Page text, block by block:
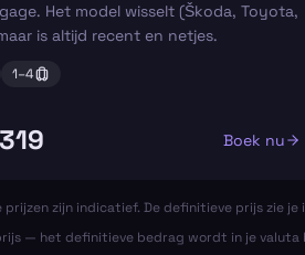
Het model wisselt (Škoda, Toyota,
is altijd recent en netjes.
1–4
Boek nu
prijzen zijn indicatief. De definitieve prijs zie
— het definitieve bedrag wordt in je valuta